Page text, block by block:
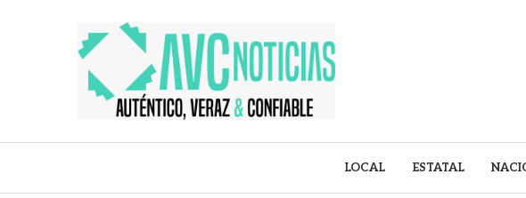
LOCAL ESTATAL